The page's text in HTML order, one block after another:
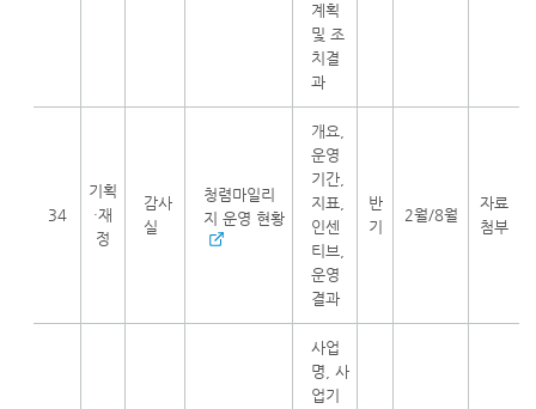
계획
및 조
치결
과
34
기획
·재
정
감사
실
청렴마일리
지 운영 현황
개요,
운영
기간,
지표,
인센
티브,
운영
결과
반
기
2월/8월
자료
첨부
사업
명, 사
업기